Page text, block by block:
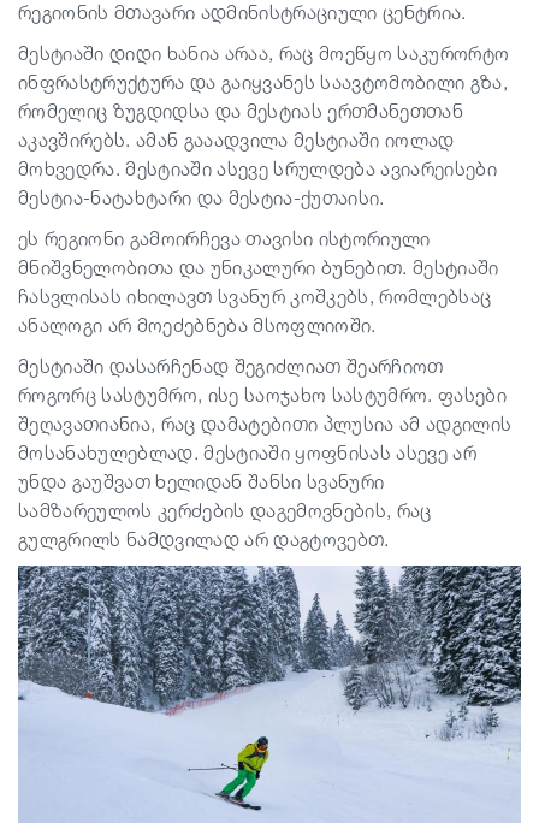
რეგიონის მთავარი ადმინისტრაციული ცენტრია.
მესტიაში დიდი ხანია არაა, რაც მოეწყო საკურორტო
ინფრასტრუქტურა და გაიყვანეს საავტომობილი გზა,
რომელიც ზუგდიდსა და მესტიას ერთმანეთთან
აკავშირებს. ამან გააადვილა მესტიაში იოლად
მოხვედრა. მესტიაში ასევე სრულდება ავიარეისები
მესტია-ნატახტარი და მესტია-ქუთაისი.
ეს რეგიონი გამოირჩევა თავისი ისტორიული
მნიშვნელობითა და უნიკალური ბუნებით. მესტიაში
ჩასვლისას იხილავთ სვანურ კოშკებს, რომლებსაც
ანალოგი არ მოეძებნება მსოფლიოში.
მესტიაში დასარჩენად შეგიძლიათ შეარჩიოთ
როგორც სასტუმრო, ისე საოჯახო სასტუმრო. ფასები
შეღავათიანია, რაც დამატებითი პლუსია ამ ადგილის
მოსანახულებლად. მესტიაში ყოფნისას ასევე არ
უნდა გაუშვათ ხელიდან შანსი სვანური
სამზარეულოს კერძების დაგემოვნების, რაც
გულგრილს ნამდვილად არ დაგტოვებთ.